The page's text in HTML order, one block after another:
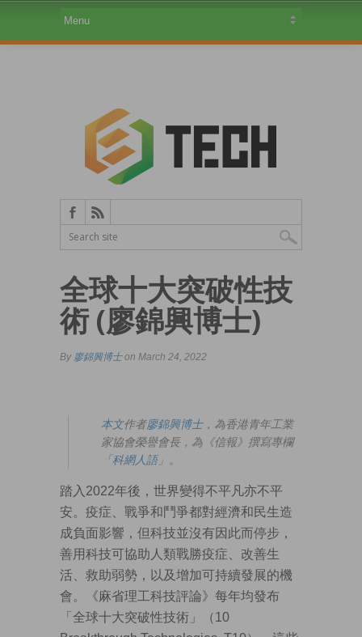
全球十大突破性技
術 (廖錦興博士)
By 廖錦興博士on March 24, 2022
本文作者廖錦興博士，為香港青年工業
家協會榮譽會長，為《信報》撰寫專欄
「科網人語」。
踏入2022年後，世界變得不平凡亦不平
安。疫症、戰爭和鬥爭都對經濟和民生造
成負面影響，但科技並沒有因此而停步，
善用科技可協助人類戰勝疫症、改善生
活、救助弱勢，以及增加可持續發展的機
會。《麻省理工科技評論》每年均發布
「全球十大突破性技術」（10